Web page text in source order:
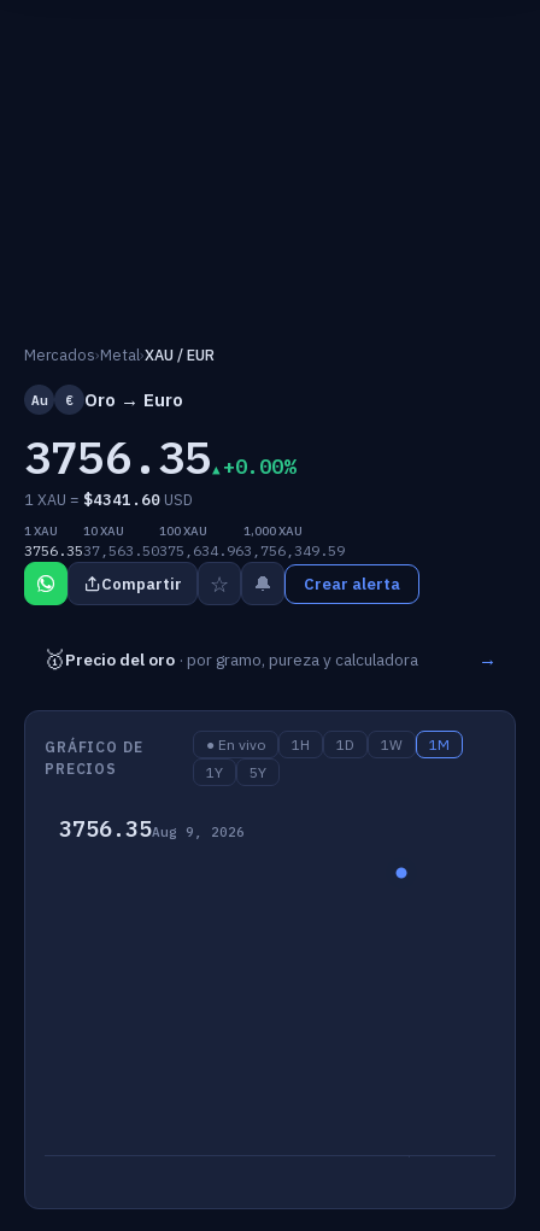
Mercados›Metal›XAU / EUR
Au € Oro → Euro
3756.35 +0.00%
1 XAU = $4341.60 USD
1 XAU
3756.35
10 XAU
37,563.50
100 XAU
375,634.96
1,000 XAU
3,756,349.59
Compartir ☆ 🔔 Crear alerta
🥇Precio del oro · por gramo, pureza y calculadora →
GRÁFICO DE
PRECIOS
● En vivo 1H 1D 1W
1M
1Y
5Y
3756.35Aug 9, 2026